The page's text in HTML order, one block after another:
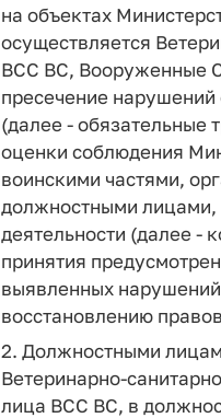
на объектах
осуществляется
ВСС ВС, Вооруженные
пресечение
(далее - обязательные
оценки соблюдения
воинскими частями,
должностными
деятельности (далее -
принятия
выявленных нарушений
восстановлению
2. Должностными
Ветеринарно-
лица ВСС ВС, в